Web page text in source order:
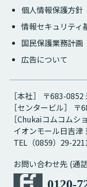
個人情報保護方針
情報セキュリティ
国民保護業務計画
広告について
［本社］ 〒683-
［センタービル］
［Chukaiコムコムシ
イオンモール日吉津
TEL（0859）29-
お問い合わせ先 (通